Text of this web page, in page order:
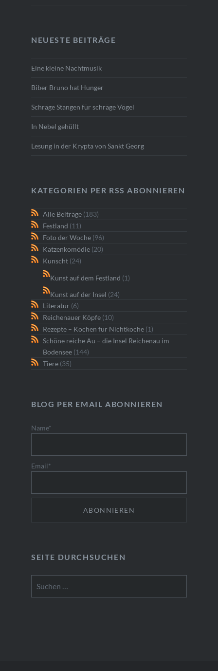
NEUESTE BEITRÄGE
Eine kleine Nachtmusik
Biber Bruno hat Hunger
Schräge Stangen für schräge Vögel
In Nebel gehüllt
Lesung in der Krypta von Sankt Georg
KATEGORIEN PER RSS ABONNIEREN
Alle Beiträge(183)
Festland (11)
Foto der Woche(96)
Katzenkomödie(20)
Kunscht(24)
Kunst auf dem Festland (1)
Kunst auf der Insel (24)
Literatur (6)
Reichenauer Köpfe(10)
Rezepte – Kochen für Nichtköche(1)
Schöne reiche Au – die Insel Reichenau im
Bodensee(144)
Tiere(35)
BLOG PER EMAIL ABONNIEREN
Name*
Email*
SEITE DURCHSUCHEN
nach: